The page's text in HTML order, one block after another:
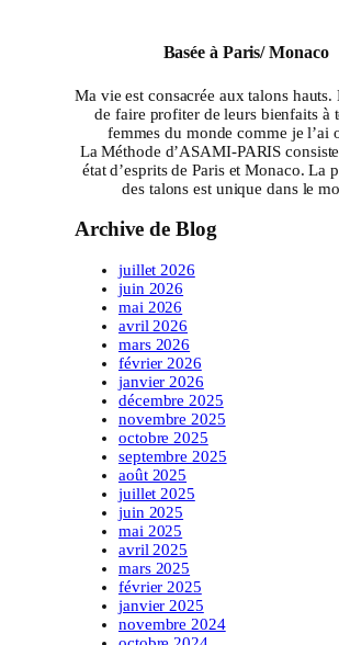
Basée à Paris/ Monaco
Ma vie est consacrée aux talons hauts.
de faire profiter de leurs bienfaits à
femmes du monde comme je l’ai
La Méthode d’ASAMI-PARIS
état d’esprits de Paris et Monaco. La
des talons est unique dans le
Archive de Blog
juillet 2026
juin 2026
mai 2026
avril 2026
mars 2026
février 2026
janvier 2026
décembre 2025
novembre 2025
octobre 2025
septembre 2025
août 2025
juillet 2025
juin 2025
mai 2025
avril 2025
mars 2025
février 2025
janvier 2025
novembre 2024